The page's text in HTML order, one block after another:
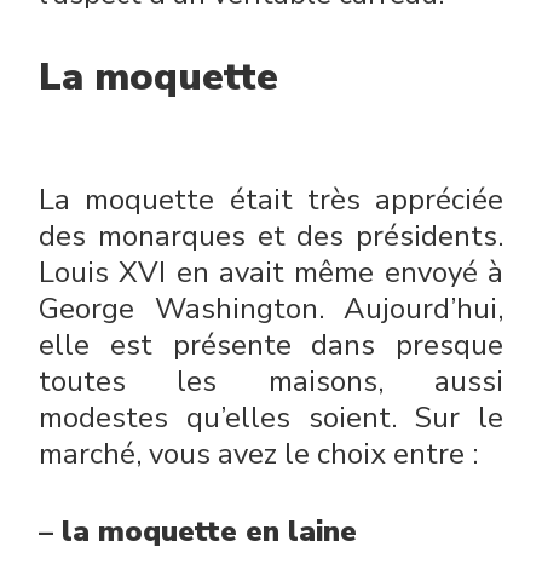
La moquette
La moquette était très appréciée
des monarques et des présidents.
Louis XVI en avait même envoyé à
George Washington. Aujourd’hui,
elle est présente dans presque
toutes les maisons, aussi
modestes qu’elles soient. Sur le
marché, vous avez le choix entre :
– la moquette en laine